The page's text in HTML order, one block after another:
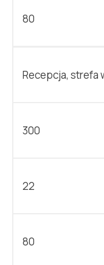
80
Recepcja, strefa
300
22
80